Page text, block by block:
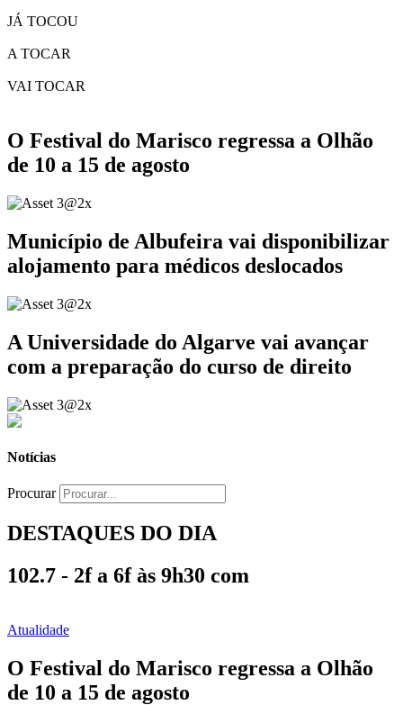
JÁ TOCOU
A TOCAR
VAI TOCAR
O Festival do Marisco regressa a Olhão
de 10 a 15 de agosto
Município de Albufeira vai disponibilizar
alojamento para médicos deslocados
A Universidade do Algarve vai avançar
com a preparação do curso de direito
Notícias
Procurar
DESTAQUES DO DIA
102.7 - 2f a 6f às 9h30 com
Atualidade
O Festival do Marisco regressa a Olhão
de 10 a 15 de agosto